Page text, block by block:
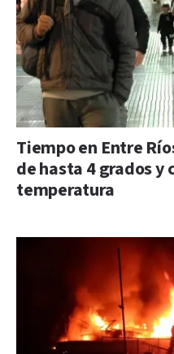
Tiempo en Entre
de hasta 4 grados y
temperatura